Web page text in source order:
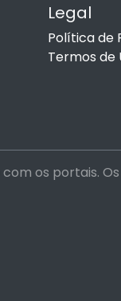
Legal
Política de
Termos de
os portais.